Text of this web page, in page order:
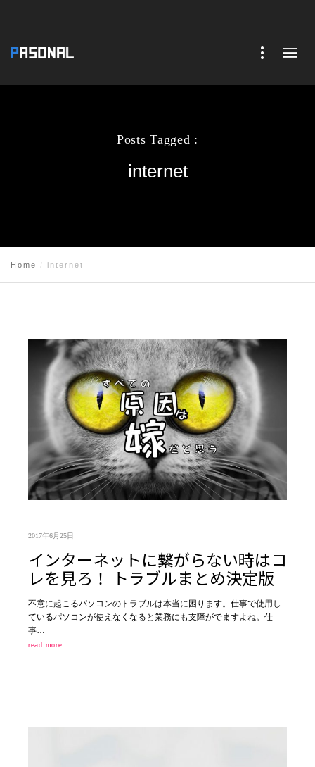
Posts Tagged :
internet
Home internet
2017年6月25日
インターネットに繋がらない時はコ
レを見ろ！ トラブルまとめ決定版
不意に起こるパソコンのトラブルは本当に困ります。仕事で使用し
ているパソコンが使えなくなると業務にも支障がでますよね。仕
事…
read more